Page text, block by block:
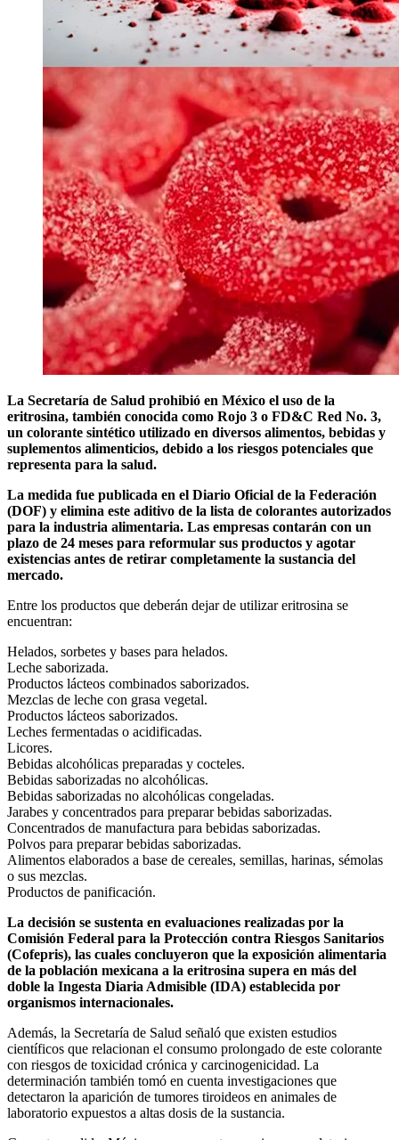
La Secretaría de Salud prohibió en México el uso de la
eritrosina, también conocida como Rojo 3 o FD&C Red No. 3,
un colorante sintético utilizado en diversos alimentos, bebidas y
suplementos alimenticios, debido a los riesgos potenciales que
representa para la salud.
La medida fue publicada en el Diario Oficial de la Federación
(DOF) y elimina este aditivo de la lista de colorantes autorizados
para la industria alimentaria. Las empresas contarán con un
plazo de 24 meses para reformular sus productos y agotar
existencias antes de retirar completamente la sustancia del
mercado.
Entre los productos que deberán dejar de utilizar eritrosina se
encuentran:
Helados, sorbetes y bases para helados.
Leche saborizada.
Productos lácteos combinados saborizados.
Mezclas de leche con grasa vegetal.
Productos lácteos saborizados.
Leches fermentadas o acidificadas.
Licores.
Bebidas alcohólicas preparadas y cocteles.
Bebidas saborizadas no alcohólicas.
Bebidas saborizadas no alcohólicas congeladas.
Jarabes y concentrados para preparar bebidas saborizadas.
Concentrados de manufactura para bebidas saborizadas.
Polvos para preparar bebidas saborizadas.
Alimentos elaborados a base de cereales, semillas, harinas, sémolas
o sus mezclas.
Productos de panificación.
La decisión se sustenta en evaluaciones realizadas por la
Comisión Federal para la Protección contra Riesgos Sanitarios
(Cofepris), las cuales concluyeron que la exposición alimentaria
de la población mexicana a la eritrosina supera en más del
doble la Ingesta Diaria Admisible (IDA) establecida por
organismos internacionales.
Además, la Secretaría de Salud señaló que existen estudios
científicos que relacionan el consumo prolongado de este colorante
con riesgos de toxicidad crónica y carcinogenicidad. La
determinación también tomó en cuenta investigaciones que
detectaron la aparición de tumores tiroideos en animales de
laboratorio expuestos a altas dosis de la sustancia.